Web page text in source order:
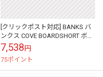
[クリックポスト対応] BANKS バ
ンクス COVE BOARDSHORT ボー
ドショーツ BS0123
7,538円
75ポイント